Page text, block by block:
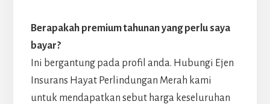
Berapakah premium tahunan yang perlu saya
bayar?
Ini bergantung pada profil anda. Hubungi Ejen
Insurans Hayat Perlindungan Merah kami
untuk mendapatkan sebut harga keseluruhan